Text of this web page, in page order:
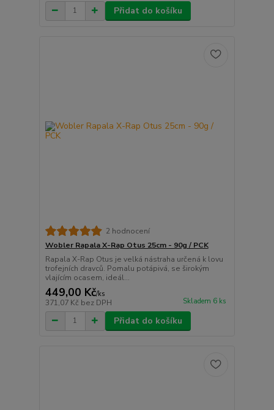
Přidat do košíku
2 hodnocení
Wobler Rapala X-Rap Otus 25cm - 90g / PCK
Rapala X-Rap Otus je velká nástraha určená k lovu
trofejních dravců. Pomalu potápivá, se širokým
vlajícím ocasem, ideál...
449,00 Kč/ks
371,07 Kč bez DPH Skladem 6 ks
Přidat do košíku